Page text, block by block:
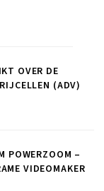
OVER DE
(ADV)
POWERZOOM –
VIDEOMAKER